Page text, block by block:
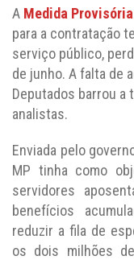
A Medida
para a contratação
serviço público,
de junho. A falta de
Deputados barrou a
analistas.
Enviada pelo
MP tinha como
servidores
benefícios
reduzir a fila de
os dois milhões